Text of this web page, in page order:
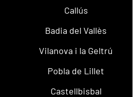
Callús
Badia del Vallès
Vilanova i la Geltrú
Pobla de Lillet
Castellbisbal